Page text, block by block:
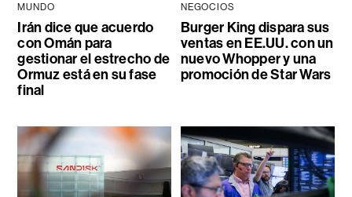
MUNDO
Irán dice que acuerdo
con Omán para
gestionar el estrecho de
Ormuz está en su fase
final
NEGOCIOS
Burger King dispara sus
ventas en EE.UU. con un
nuevo Whopper y una
promoción de Star Wars